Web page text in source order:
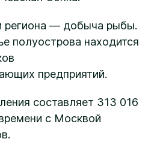
региона — добыча рыбы.
полуострова находится
предприятий.
составляет 313 016
с Москвой